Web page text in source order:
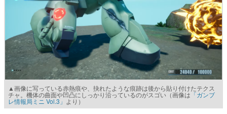
▲画像に写っている赤熱痕や、抉れたような痕跡は後から貼り付けたテクス
チャ。機体の曲面や凹凸にしっかり沿っているのがスゴい（画像は「ガンブ
レ情報局ミニ Vol.3」 より）